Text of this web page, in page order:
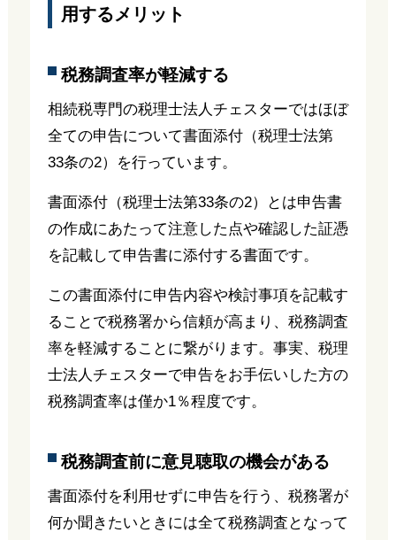
用するメリット
税務調査率が軽減する
相続税専門の税理士法人チェスターではほぼ
全ての申告について書面添付（税理士法第
33条の2）を行っています。
書面添付（税理士法第33条の2）とは申告書
の作成にあたって注意した点や確認した証憑
を記載して申告書に添付する書面です。
この書面添付に申告内容や検討事項を記載す
ることで税務署から信頼が高まり、税務調査
率を軽減することに繋がります。事実、税理
士法人チェスターで申告をお手伝いした方の
税務調査率は僅か1％程度です。
税務調査前に意見聴取の機会がある
書面添付を利用せずに申告を行う、税務署が
何か聞きたいときには全て税務調査となって